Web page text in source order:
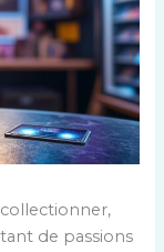
collectionner,
de passions